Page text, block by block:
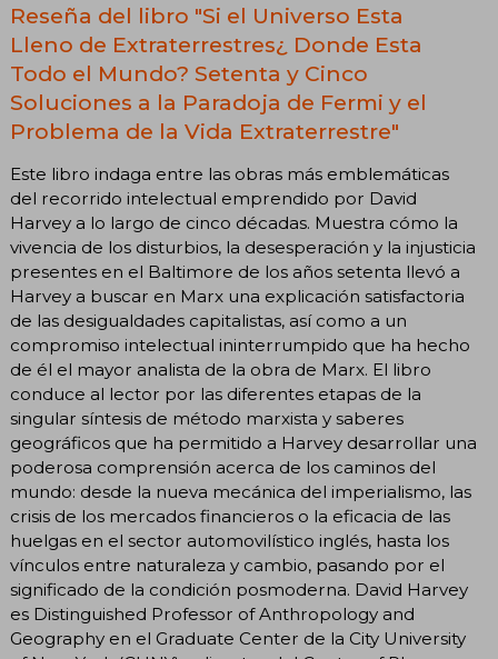
Reseña del libro "Si el Universo Esta
Lleno de Extraterrestres¿ Donde Esta
Todo el Mundo? Setenta y Cinco
Soluciones a la Paradoja de Fermi y el
Problema de la Vida Extraterrestre"
Este libro indaga entre las obras más emblemáticas
del recorrido intelectual emprendido por David
Harvey a lo largo de cinco décadas. Muestra cómo la
vivencia de los disturbios, la desesperación y la injusticia
presentes en el Baltimore de los años setenta llevó a
Harvey a buscar en Marx una explicación satisfactoria
de las desigualdades capitalistas, así como a un
compromiso intelectual ininterrumpido que ha hecho
de él el mayor analista de la obra de Marx. El libro
conduce al lector por las diferentes etapas de la
singular síntesis de método marxista y saberes
geográficos que ha permitido a Harvey desarrollar una
poderosa comprensión acerca de los caminos del
mundo: desde la nueva mecánica del imperialismo, las
crisis de los mercados financieros o la eficacia de las
huelgas en el sector automovilístico inglés, hasta los
vínculos entre naturaleza y cambio, pasando por el
significado de la condición posmoderna. David Harvey
es Distinguished Professor of Anthropology and
Geography en el Graduate Center de la City University